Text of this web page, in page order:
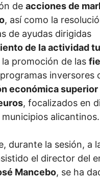
de acciones de
, así como la
de ayudas dirigidas
de la actividad
promoción de las
inversores
económica superior
, focalizados en
alicantinos.
durante la sesión, a
el director del
Mancebo, se ha